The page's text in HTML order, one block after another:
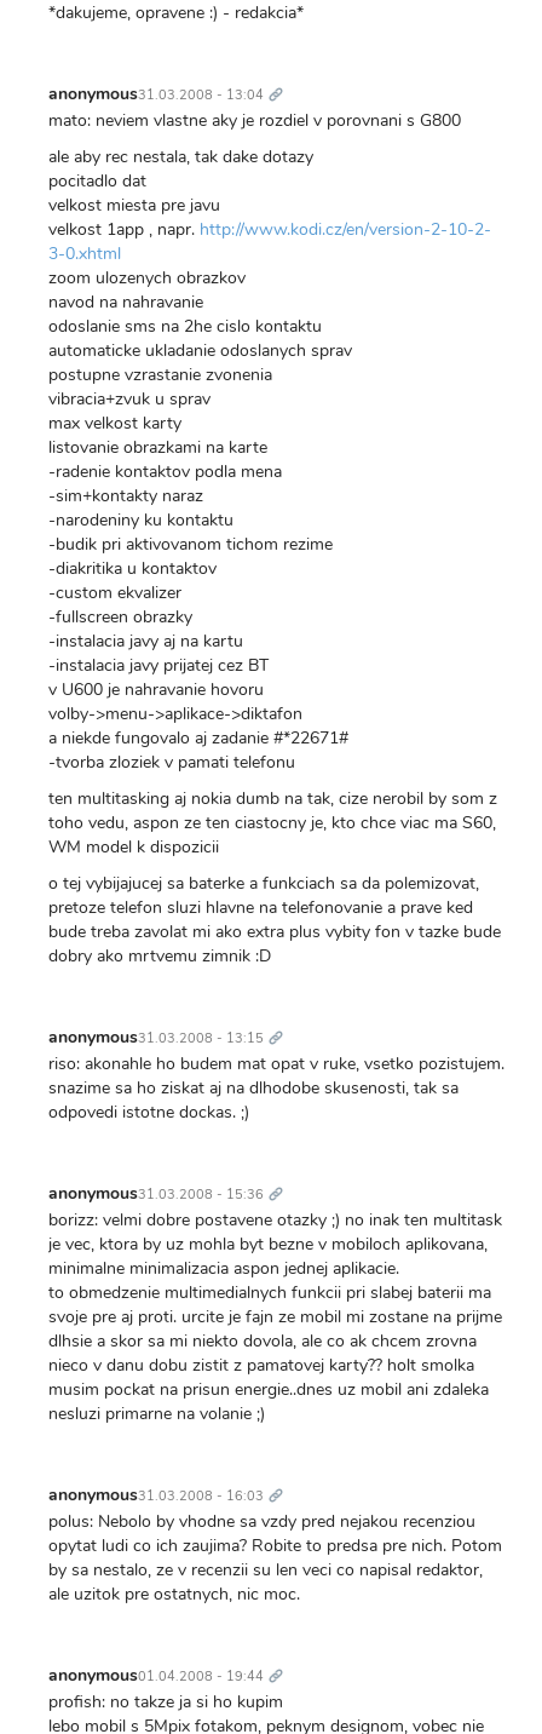
*dakujeme, opravene :) - redakcia*
anonymous31.03.2008 - 13:04 odkaz
mato: neviem vlastne aky je rozdiel v porovnani s G800
ale aby rec nestala, tak dake dotazy
pocitadlo dat
velkost miesta pre javu
velkost 1app , napr. http://www.kodi.cz/en/version-2-10-2-
3-0.xhtml
zoom ulozenych obrazkov
navod na nahravanie
odoslanie sms na 2he cislo kontaktu
automaticke ukladanie odoslanych sprav
postupne vzrastanie zvonenia
vibracia+zvuk u sprav
max velkost karty
listovanie obrazkami na karte
-radenie kontaktov podla mena
-sim+kontakty naraz
-narodeniny ku kontaktu
-budik pri aktivovanom tichom rezime
-diakritika u kontaktov
-custom ekvalizer
-fullscreen obrazky
-instalacia javy aj na kartu
-instalacia javy prijatej cez BT
v U600 je nahravanie hovoru
volby->menu->aplikace->diktafon
a niekde fungovalo aj zadanie #*22671#
-tvorba zloziek v pamati telefonu
ten multitasking aj nokia dumb na tak, cize nerobil by som z
toho vedu, aspon ze ten ciastocny je, kto chce viac ma S60,
WM model k dispozicii
o tej vybijajucej sa baterke a funkciach sa da polemizovat,
pretoze telefon sluzi hlavne na telefonovanie a prave ked
bude treba zavolat mi ako extra plus vybity fon v tazke bude
dobry ako mrtvemu zimnik :D
anonymous31.03.2008 - 13:15 odkaz
riso: akonahle ho budem mat opat v ruke, vsetko pozistujem.
snazime sa ho ziskat aj na dlhodobe skusenosti, tak sa
odpovedi istotne dockas. ;)
anonymous31.03.2008 - 15:36 odkaz
borizz: velmi dobre postavene otazky ;) no inak ten multitask
je vec, ktora by uz mohla byt bezne v mobiloch aplikovana,
minimalne minimalizacia aspon jednej aplikacie.
to obmedzenie multimedialnych funkcii pri slabej baterii ma
svoje pre aj proti. urcite je fajn ze mobil mi zostane na prijme
dlhsie a skor sa mi niekto dovola, ale co ak chcem zrovna
nieco v danu dobu zistit z pamatovej karty?? holt smolka
musim pockat na prisun energie..dnes uz mobil ani zdaleka
nesluzi primarne na volanie ;)
anonymous31.03.2008 - 16:03 odkaz
polus: Nebolo by vhodne sa vzdy pred nejakou recenziou
opytat ludi co ich zaujima? Robite to predsa pre nich. Potom
by sa nestalo, ze v recenzii su len veci co napisal redaktor,
ale uzitok pre ostatnych, nic moc.
anonymous01.04.2008 - 19:44 odkaz
profish: no takze ja si ho kupim
lebo mobil s 5Mpix fotakom, peknym designom, vobec nie